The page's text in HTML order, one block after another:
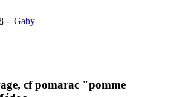
- Gaby
cf pomarac "pomme